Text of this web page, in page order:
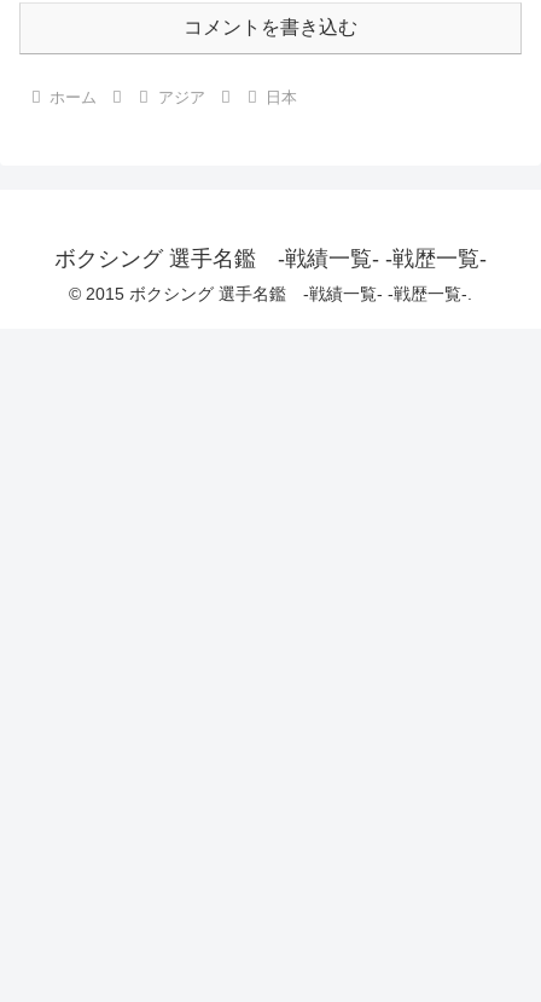
コメントを書き込む
ホーム アジア 日本
ボクシング 選手名鑑 -戦績一覧- -戦歴一覧-
© 2015 ボクシング 選手名鑑 -戦績一覧- -戦歴一覧-.